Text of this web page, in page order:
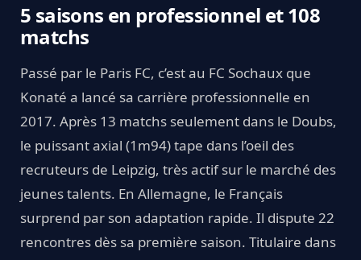
5 saisons en professionnel et 108
matchs
Passé par le Paris FC, c’est au FC Sochaux que
Konaté a lancé sa carrière professionnelle en
2017. Après 13 matchs seulement dans le Doubs,
le puissant axial (1m94) tape dans l’oeil des
recruteurs de Leipzig, très actif sur le marché des
jeunes talents. En Allemagne, le Français
surprend par son adaptation rapide. Il dispute 22
rencontres dès sa première saison. Titulaire dans